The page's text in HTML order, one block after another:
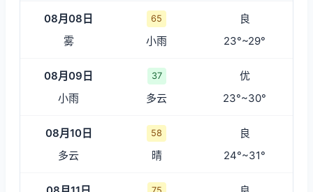
08月08日 65
良
雾
小雨 23°~29°
08月09日 37
优
小雨
多云 23°~30°
08月10日 58
良
多云
晴 24°~31°